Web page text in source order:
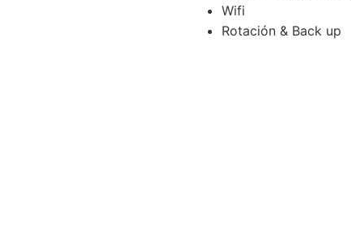
Wifi
Rotación & Back up